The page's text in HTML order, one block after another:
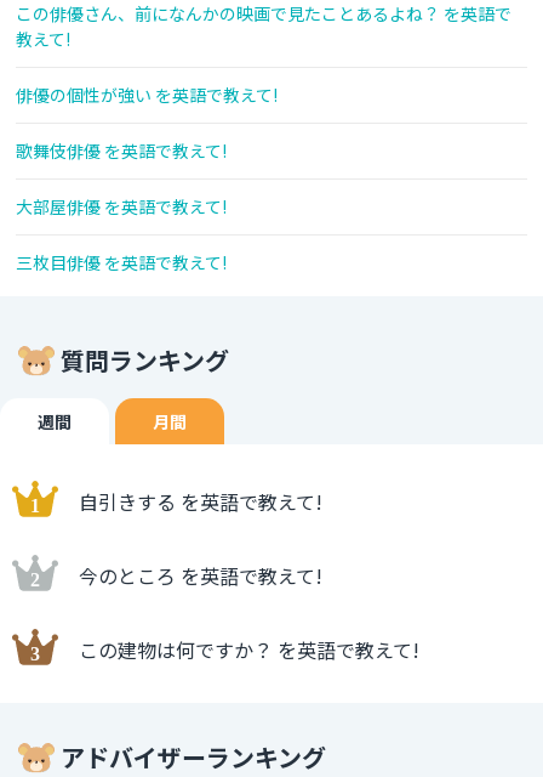
この俳優さん、前になんかの映画で見たことあるよね？ を英語で
教えて!
俳優の個性が強い を英語で教えて!
歌舞伎俳優 を英語で教えて!
大部屋俳優 を英語で教えて!
三枚目俳優 を英語で教えて!
質問ランキング
週間 月間
自引きする を英語で教えて!
今のところ を英語で教えて!
この建物は何ですか？ を英語で教えて!
アドバイザーランキング